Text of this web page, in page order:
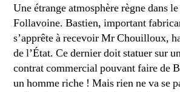
Une étrange atmosphère règne dans
Follavoine. Bastien, important
s’apprête à recevoir Mr Chouilloux,
de l’État. Ce dernier doit statuer sur
contrat commercial pouvant faire de
un homme riche ! Mais rien ne va se